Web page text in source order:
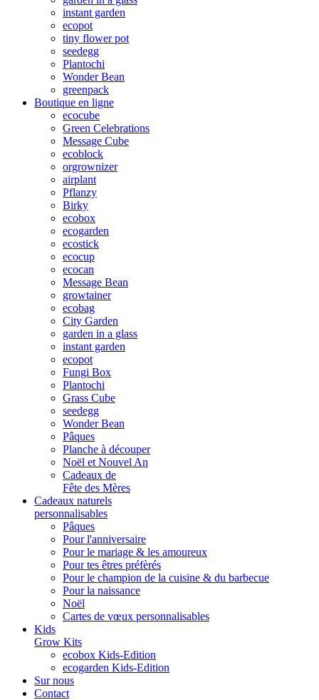
instant garden
ecopot
tiny flower pot
seedegg
Plantochi
Wonder Bean
greenpack
Boutique en ligne
ecocube
Green Celebrations
Message Cube
ecoblock
orgrownizer
airplant
Pflanzy
Birky
ecobox
ecogarden
ecostick
ecocup
ecocan
Message Bean
growtainer
ecobag
City Garden
garden in a glass
instant garden
ecopot
Fungi Box
Plantochi
Grass Cube
seedegg
Wonder Bean
Pâques
Planche à découper
Noël et Nouvel An
Cadeaux de
Fête des Mères
Cadeaux naturels
personnalisables
Pâques
Pour l'anniversaire
Pour le mariage & les amoureux
Pour tes êtres préfèrés
Pour le champion de la cuisine & du barbecue
Pour la naissance
Noël
Cartes de vœux personnalisables
Kids
Grow Kits
ecobox Kids-Edition
ecogarden Kids-Edition
Sur nous
Contact